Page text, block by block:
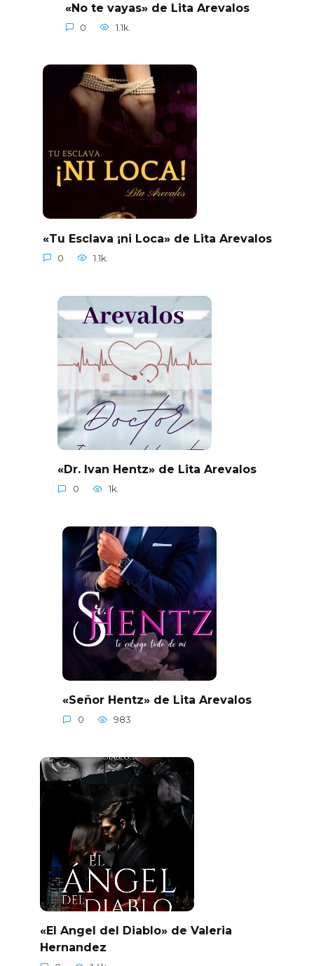
«No te vayas» de Lita Arevalos
0 1.1k.
«Tu Esclava ¡ni Loca» de Lita Arevalos
0 1.1k.
«Dr. Ivan Hentz» de Lita Arevalos
0 1k.
«Señor Hentz» de Lita Arevalos
0 983
«El Angel del Diablo» de Valeria
Hernandez